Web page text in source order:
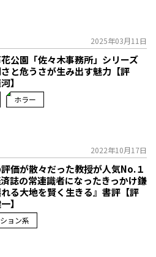
2025年03月11日
花公園「佐々木事務所」シリーズ
さと危うさが生み出す魅力【評
】
ホラー
2022年10月17日
価が散々だった教授が人気No.１
誌の常連識者になったきっかけ――鎌
る大地を賢く生きる』書評【評
】
ョン系